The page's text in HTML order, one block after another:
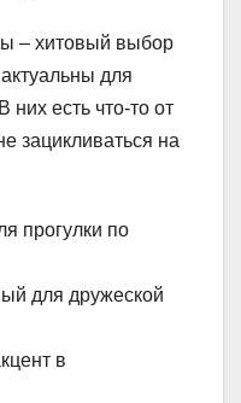
– хитовый выбор
для
них есть что-то от
зацикливаться на
прогулки по
для дружеской
в